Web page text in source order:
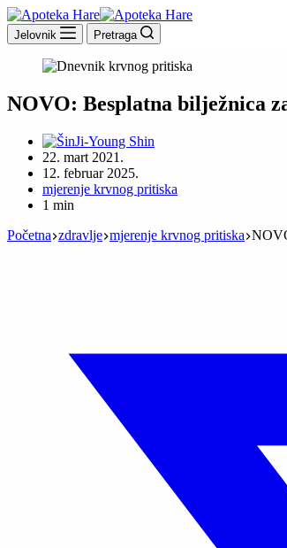
Jelovnik Pretraga
NOVO: Besplatna bilježnica
Ji-Young Shin
22. mart 2021.
12. februar 2025.
mjerenje krvnog pritiska
1 min
Početna zdravlje mjerenje krvnog pritiska